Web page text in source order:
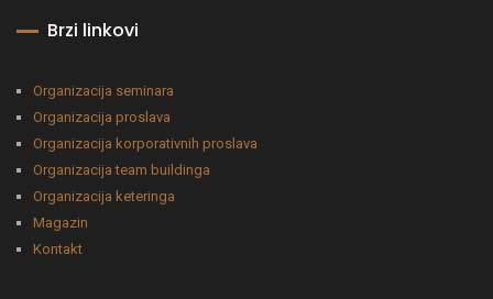
Brzi linkovi
Organizacija seminara
Organizacija proslava
Organizacija korporativnih proslava
Organizacija team buildinga
Organizacija keteringa
Magazin
Kontakt